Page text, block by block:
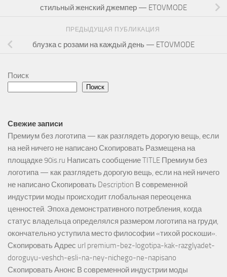
стильный женский джемпер — ETOVMODE
ПРЕДЫДУЩАЯ ПУБЛИКАЦИЯ
блузка с розами на каждый день — ETOVMODE
Поиск
Поиск
Свежие записи
Премиум без логотипа — как разглядеть дорогую вещь, если
на ней ничего не написано Скопировать Размещена на
площадке 90is.ru Написать сообщение TITLE Премиум без
логотипа — как разглядеть дорогую вещь, если на ней ничего
не написано Скопировать Description В современной
индустрии моды происходит глобальная переоценка
ценностей. Эпоха демонстративного потребления, когда
статус владельца определялся размером логотипа на груди,
окончательно уступила место философии «тихой роскоши».
Скопировать Адрес url premium-bez-logotipa-kak-razglyadet-
doroguyu-veshch-esli-na-ney-nichego-ne-napisano
Скопировать Анонс В современной индустрии моды